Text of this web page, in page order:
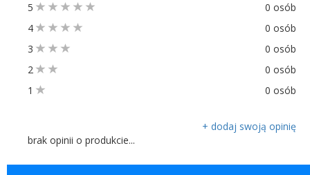
5
0 osób
4
0 osób
3
0 osób
2
0 osób
1
0 osób
+ dodaj swoją opinię
brak opinii o produkcie...